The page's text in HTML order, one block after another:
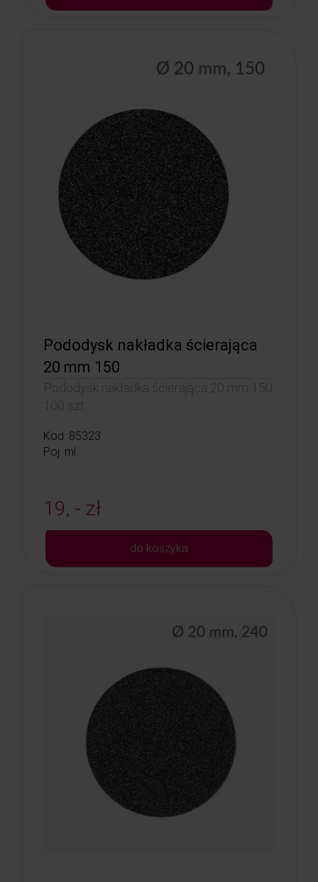
Pododysk nakładka ścierająca
20 mm 150
Pododysk nakładka ścierająca 20 mm 150
100 szt.
Kod: 85323
Poj: ml
19, - zł
do koszyka